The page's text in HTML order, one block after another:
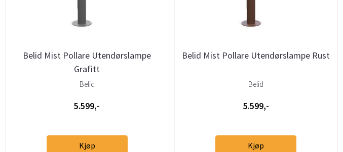
Belid Mist Pollare Utendørslampe
Grafitt
Belid
5.599,-
Kjøp
Belid Mist Pollare Utendørslampe Rust
Belid
5.599,-
Kjøp